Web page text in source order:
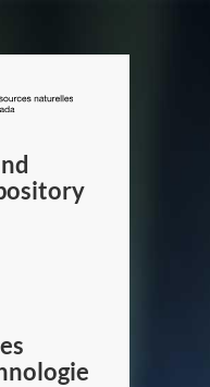
/
Canada